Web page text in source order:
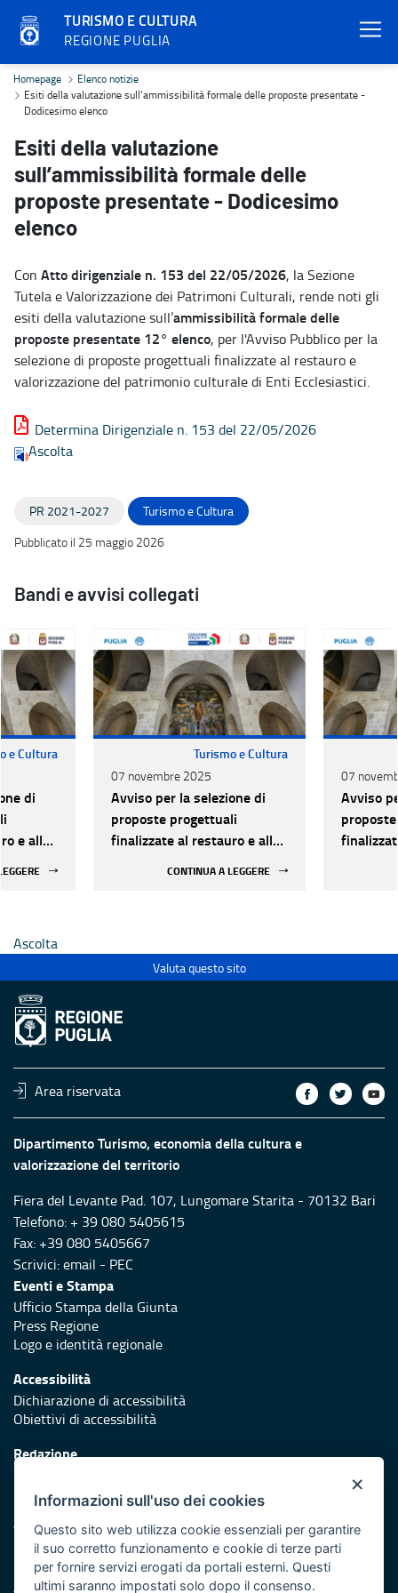
TURISMO E CULTURA
REGIONE PUGLIA
Esiti della valutazione sull’ammissibilità formale delle proposte
Homepage
Elenco notizie
Esiti della valutazione sull’ammissibilità formale delle proposte presentate -
Dodicesimo elenco
Esiti della valutazione
sull’ammissibilità formale delle
proposte presentate - Dodicesimo
elenco
Con Atto dirigenziale n. 153 del 22/05/2026, la Sezione
Tutela e Valorizzazione dei Patrimoni Culturali, rende noti gli
esiti della valutazione sull’ammissibilità formale delle
proposte presentate 12° elenco, per l'Avviso Pubblico per la
selezione di proposte progettuali finalizzate al restauro e
valorizzazione del patrimonio culturale di Enti Ecclesiastici.
Determina Dirigenziale n. 153 del 22/05/2026
Ascolta
PR 2021-2027
Turismo e Cultura
Pubblicato il 25 maggio 2026
Bandi e avvisi collegati
e Cultura
di
e alla
Turismo e Cultura
07 novembre 2025
Avviso per la selezione di
proposte progettuali
finalizzate al restauro e alla
CONTINUA A LEGGERE
07
Avviso
Ascolta
Valuta questo sito
Area riservata
Dipartimento Turismo, economia della cultura e
valorizzazione del territorio
Fiera del Levante Pad. 107, Lungomare Starita - 70132 Bari
Telefono: + 39 080 5405615
Fax: +39 080 5405667
Scrivici:email - PEC
Eventi e Stampa
Ufficio Stampa della Giunta
Press Regione
Logo e identità regionale
Accessibilità
Dichiarazione di accessibilità
Obiettivi di accessibilità
Redazione
Protezione civile
Vai al sito di Protezione Civile Puglia
Iniziativa finanziata con risorse del POR Puglia 2014/2020 -
Asse XI
×
Informazioni sull'uso dei cookies
Questo sito web utilizza cookie essenziali per garantire
il suo corretto funzionamento e cookie di terze parti
per fornire servizi erogati da portali esterni. Questi
ultimi saranno impostati solo dopo il consenso.